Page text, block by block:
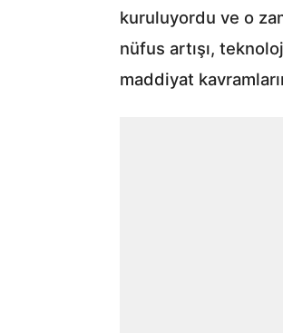
kuruluyordu ve o
nüfus artışı,
maddiyat